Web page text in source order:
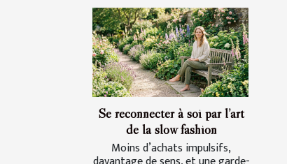
Se reconnecter à soi par l’art
de la slow fashion
Moins d’achats impulsifs,